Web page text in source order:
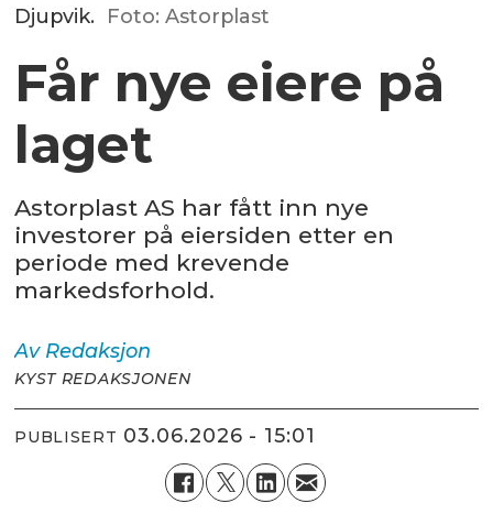
Djupvik. Foto: Astorplast
Får nye eiere på
laget
Astorplast AS har fått inn nye
investorer på eiersiden etter en
periode med krevende
markedsforhold.
Av Redaksjon
KYST REDAKSJONEN
PUBLISERT 03.06.2026 - 15:01